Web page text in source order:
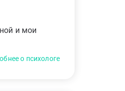
и мои
о психологе